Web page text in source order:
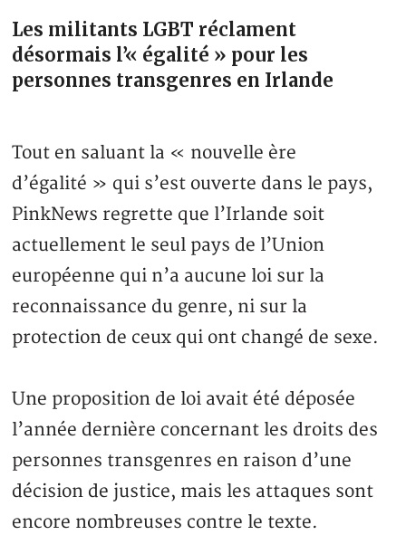
Les militants LGBT réclament
désormais l’« égalité » pour les
personnes transgenres en Irlande
Tout en saluant la « nouvelle ère
d’égalité » qui s’est ouverte dans le pays,
PinkNews regrette que l’Irlande soit
actuellement le seul pays de l’Union
européenne qui n’a aucune loi sur la
reconnaissance du genre, ni sur la
protection de ceux qui ont changé de sexe.
Une proposition de loi avait été déposée
l’année dernière concernant les droits des
personnes transgenres en raison d’une
décision de justice, mais les attaques sont
encore nombreuses contre le texte.